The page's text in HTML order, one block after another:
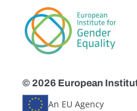
© 2026 European
An EU Agency